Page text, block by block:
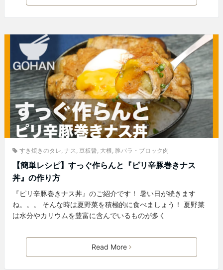
すき焼きのタレ ナス 豆板醤 大根 豚バラ・ブロック肉
【簡単レシピ】すっぐ作らんと『ピリ辛豚巻きナス
丼』の作り方
『ピリ辛豚巻きナス丼』のご紹介です！ 暑い日が続きます
ね。。。 そんな時は夏野菜を積極的に食べましょう！ 夏野菜
は水分やカリウムを豊富に含んでいるものが多く
Read More